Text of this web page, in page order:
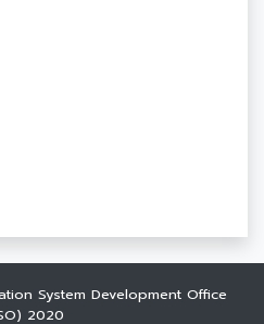
System Development Office
2020